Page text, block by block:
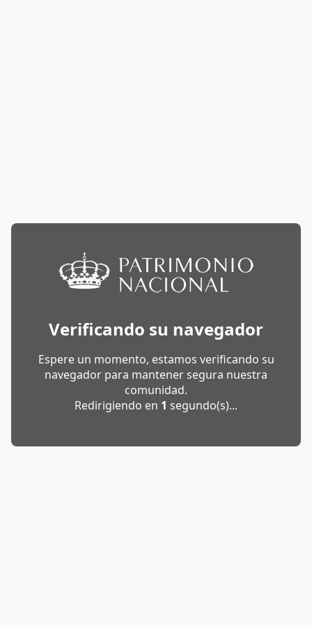
Verificando su navegador
Espere un momento, estamos verificando su
navegador para mantener segura nuestra
comunidad.
Redirigiendo en 1 segundo(s)...